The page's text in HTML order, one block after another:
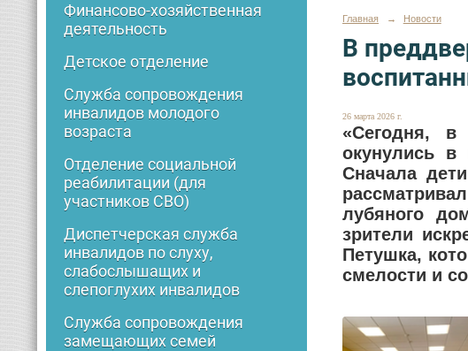
Финансово-хозяйственная
деятельность
Детское отделение
Служба сопровождения
инвалидов молодого
возраста
Отделение социальной
реабилитации (для
участников СВО)
Диспетчерская служба
инвалидов по слуху,
слабослышащих и
слепоглухих инвалидов
Служба сопровождения
замещающих семей
Главная → Новости
В
26 марта 2026 г.
«Сегодня, в
окунулись
Сначала
лубяного
зрители
Петушка,
смелости и